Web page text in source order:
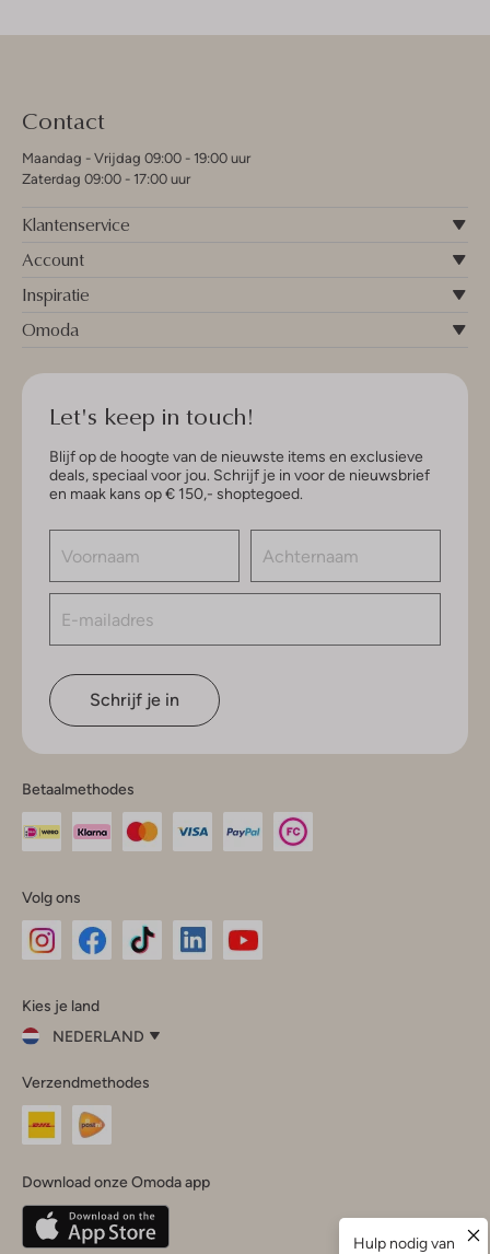
Contact
Maandag - Vrijdag 09:00 - 19:00 uur
Zaterdag 09:00 - 17:00 uur
Klantenservice
Account
Inspiratie
Omoda
Let's keep in touch!
Blijf op de hoogte van de nieuwste items en exclusieve
deals, speciaal voor jou. Schrijf je in voor de nieuwsbrief
en maak kans op € 150,- shoptegoed.
Schrijf je in
Betaalmethodes
Volg ons
InstagramFacebook
Kies je land
NEDERLAND
je
land
Nederland
Belgique(Français)
Deutschland
Verzendmethodes
Download onze Omoda app